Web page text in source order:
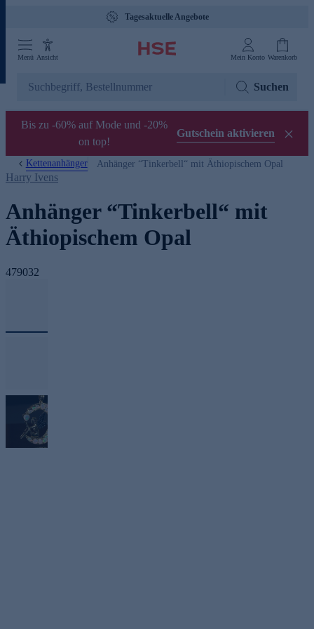
Tagesaktuelle Angebote
Menü Ansicht Mein Konto Warenkorb
Suchen
Bis zu -60% auf Mode und -20%
on top!
Gutschein aktivieren
Kettenanhänger Anhänger “Tinkerbell“ mit Äthiopischem Opal
Harry Ivens
Anhänger “Tinkerbell“ mit
Äthiopischem Opal
479032